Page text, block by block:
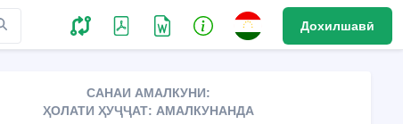
Дохилшавӣ
САНАИ АМАЛКУНИ:
ҲОЛАТИ ҲУҶҶАТ: АМАЛКУНАНДА